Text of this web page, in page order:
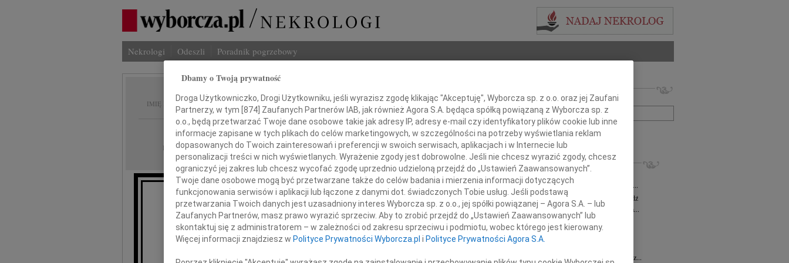
Nekrologi Odeszli Poradnik pogrzebowy
IMIĘ I NAZWISKO: Zdisław Antoni Pakuła
REGION: Łódź
DATA EMISJI: 23.10.2009
Z głębokim żalem żegnamy naszego Brata i Szwagra,
który po długiej i ciężkiej chorobie zakończył swoje pracowite życie
w dniu 19 października 2009 roku w wieku 74 lat
Zdzisława Antoniego Pakułę
Imię i nazwisko lub numer ogłoszenia:
+ szukanie zaawansowane
INNE NEKROLOGI
Wanda Milan 03.08.2026Łódź
Z głębokim żalem zawiadamiamy, że dnia 29...
Tadeusz Maciaszek wiek: 73
Łódź
Z głębokim żalem zawiadamiamy, że 24 lipca...
Adam Gawryszczak 21.07.2026
W dniu 15 lipca 2026 roku odszedł nasz...
Jan Rek
W dniu 4 lipca2026 roku zmarł w Łodzi Nasz...
Dbamy o Twoją prywatność
Droga Użytkowniczko, Drogi Użytkowniku, jeśli wyrazisz zgodę klikając "Akceptuję", Wyborcza sp. z o.o. oraz jej Zaufani
Partnerzy, w tym [874] Zaufanych Partnerów IAB, jak również Agora S.A. będąca spółką powiązaną z Wyborcza sp. z
o.o., będą przetwarzać Twoje dane osobowe takie jak adresy IP, adresy e-mail czy identyfikatory plików cookie lub inne
informacje zapisane w tych plikach do celów marketingowych, w szczególności na potrzeby wyświetlania reklam
dopasowanych do Twoich zainteresowań i preferencji w swoich serwisach, aplikacjach i w Internecie lub
personalizacji treści w nich wyświetlanych. Wyrażenie zgody jest dobrowolne. Jeśli nie chcesz wyrazić zgody, chcesz
ograniczyć jej zakres lub chcesz wycofać zgodę uprzednio udzieloną przejdź do „Ustawień Zaawansowanych”.
Twoje dane osobowe mogą być przetwarzane także do celów badania i mierzenia informacji dotyczących
funkcjonowania serwisów i aplikacji lub łączone z danymi dot. świadczonych Tobie usług. Jeśli podstawą
przetwarzania Twoich danych jest uzasadniony interes Wyborcza sp. z o.o., jej spółki powiązanej – Agora S.A. – lub
Zaufanych Partnerów, masz prawo wyrazić sprzeciw. Aby to zrobić przejdź do „Ustawień Zaawansowanych” lub
skontaktuj się z administratorem – w zależności od zakresu sprzeciwu i podmiotu, wobec którego jest kierowany.
Więcej informacji znajdziesz w Polityce Prywatności Wyborcza.pl i Polityce Prywatności Agora S.A.